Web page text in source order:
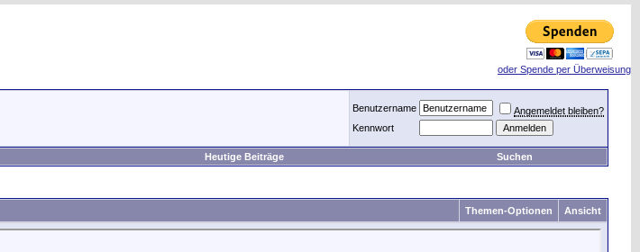
oder Spende per Überweisung
Benutzername
Angemeldet bleiben?
Kennwort
Heutige Beiträge Suchen
Themen-Optionen Ansicht